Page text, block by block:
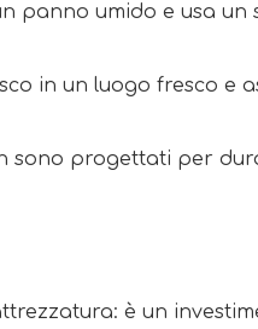
panno umido e usa
in un luogo fresco e
sono progettati per
è un